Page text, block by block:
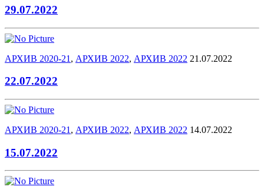
29.07.2022
АРХИВ 2020-21 , АРХИВ 2022, АРХИВ 2022 21.07.2022
22.07.2022
АРХИВ 2020-21 , АРХИВ 2022, АРХИВ 2022 14.07.2022
15.07.2022